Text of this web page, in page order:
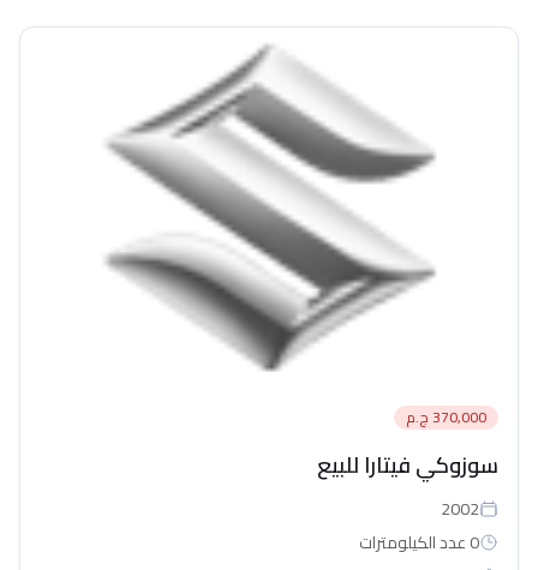
370,000 ج.م
سوزوكي فيتارا للبيع
2002
0 عدد الكيلومترات